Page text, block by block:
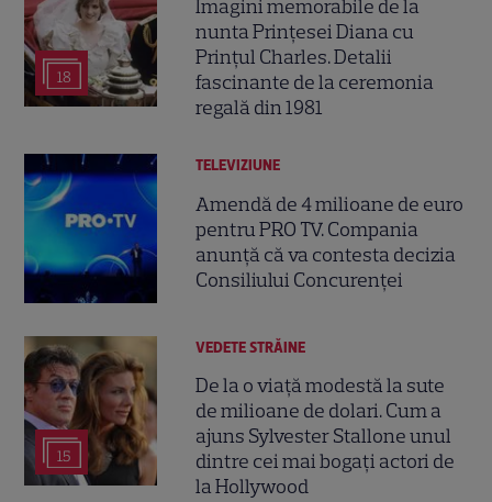
18
Imagini memorabile de la
nunta Prințesei Diana cu
Prințul Charles. Detalii
fascinante de la ceremonia
regală din 1981
TELEVIZIUNE
Amendă de 4 milioane de euro
pentru PRO TV. Compania
anunță că va contesta decizia
Consiliului Concurenței
15
VEDETE STRĂINE
De la o viață modestă la sute
de milioane de dolari. Cum a
ajuns Sylvester Stallone unul
dintre cei mai bogați actori de
la Hollywood